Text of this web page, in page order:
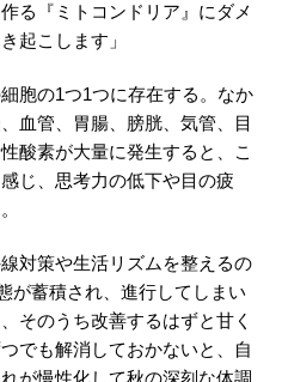
る『ミトコンドリア』にダメ
起こします」
胞の1つ1つに存在する。なか
血管、胃腸、膀胱、気管、目
酸素が大量に発生すると、こ
じ、思考力の低下や目の疲
対策や生活リズムを整えるの
が蓄積され、進行してしまい
そのうち改善するはずと甘く
でも解消しておかないと、自